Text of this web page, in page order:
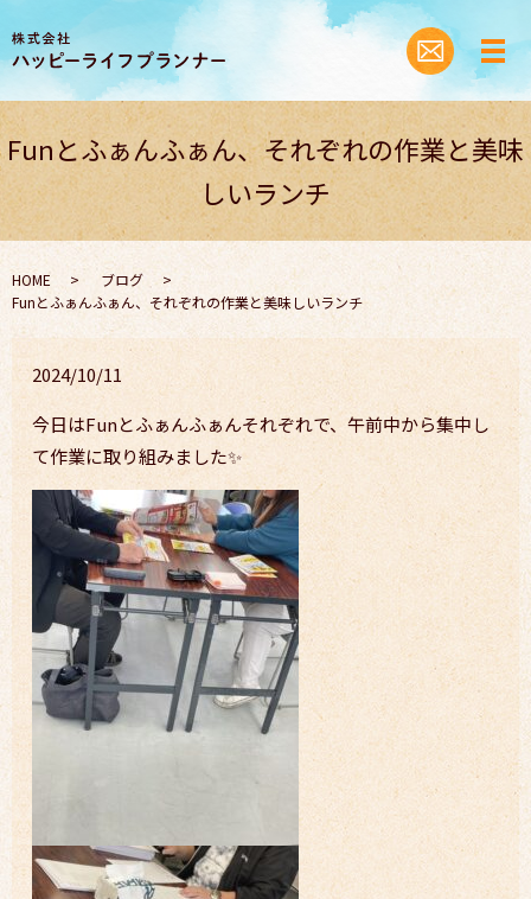
Funとふぁんふぁん、それぞれの作業と美味
しいランチ
HOME
ブログ
Funとふぁんふぁん、それぞれの作業と美味しいランチ
2024/10/11
今日はFunとふぁんふぁんそれぞれで、午前中から集中し
て作業に取り組みました✨